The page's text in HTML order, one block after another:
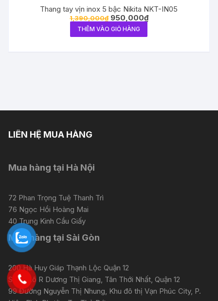
Thang tay vịn inox 5 bậc Nikita NKT-IN05
1,390,000₫ 950,000₫
THÊM VÀO GIỎ HÀNG
LIÊN HỆ MUA HÀNG
Mua hàng tại Hà Nội
72 Phan Trọng Tuệ Thanh Trì
76 Ngọc Hồi Hoàng Mai
40 Trung Kinh Cầu Giấy
Mua hàng tại Sài Gòn
200 Hà Huy Giáp Thạnh Lộc Quận 12
Số 31 Lô R Dương Thị Giang, Tân Thới Nhất, Quận 12
99 Đường Nguyễn Thị Nhung, Khu đô thị Vạn Phúc City, P.